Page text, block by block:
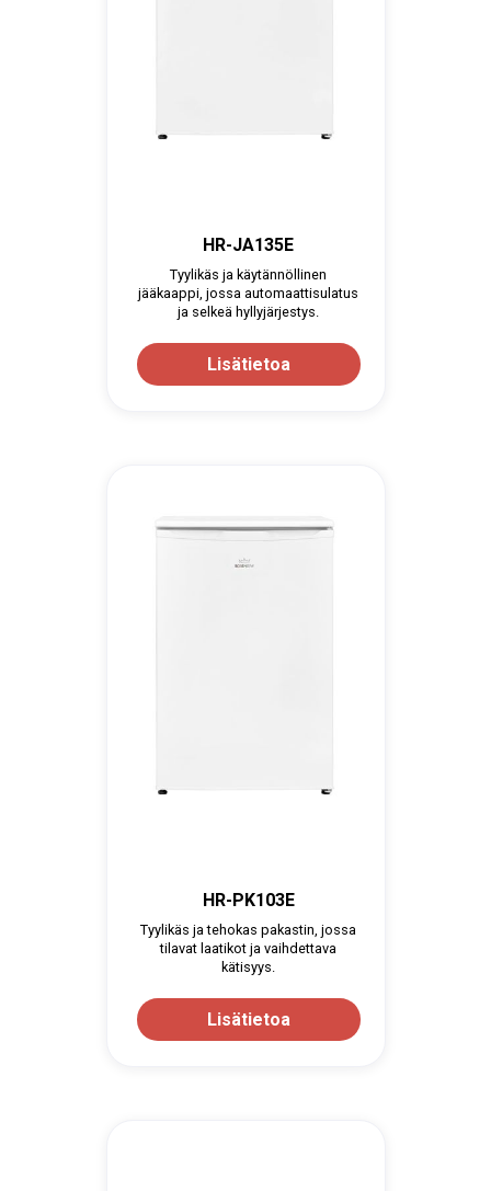
HR-JA135E
Tyylikäs ja käytännöllinen
jääkaappi, jossa automaattisulatus
ja selkeä hyllyjärjestys.
Lisätietoa
HR-PK103E
Tyylikäs ja tehokas pakastin, jossa
tilavat laatikot ja vaihdettava
kätisyys.
Lisätietoa